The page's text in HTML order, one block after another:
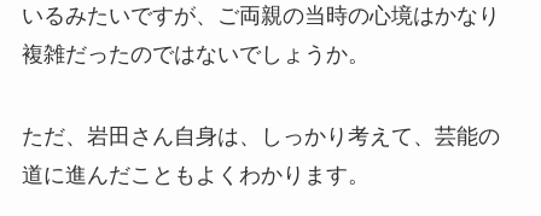
いるみたいですが、ご両親の当時の心境はかなり
複雑だったのではないでしょうか。
ただ、岩田さん自身は、しっかり考えて、芸能の
道に進んだこともよくわかります。